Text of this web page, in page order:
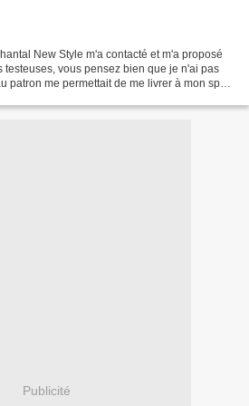
New Style m'a contacté et m'a proposé
vous pensez bien que je n'ai pas
patron me permettait de me livrer à mon sport
Publicité